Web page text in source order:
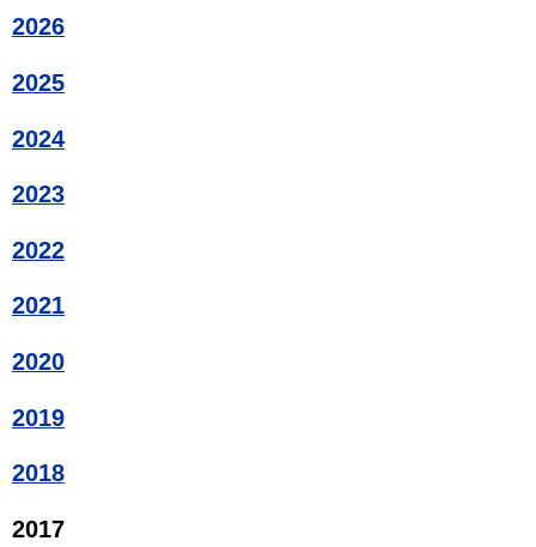
2026
2025
2024
2023
2022
2021
2020
2019
2018
2017